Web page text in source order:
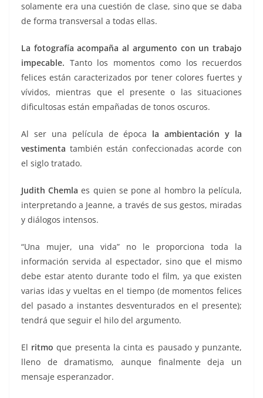
solamente era una cuestión de clase, sino que se daba
de forma transversal a todas ellas.
La fotografía acompaña al argumento con un trabajo
impecable. Tanto los momentos como los recuerdos
felices están caracterizados por tener colores fuertes y
vívidos, mientras que el presente o las situaciones
dificultosas están empañadas de tonos oscuros.
Al ser una película de época la ambientación y la
vestimenta también están confeccionadas acorde con
el siglo tratado.
Judith Chemla es quien se pone al hombro la película,
interpretando a Jeanne, a través de sus gestos, miradas
y diálogos intensos.
“Una mujer, una vida” no le proporciona toda la
información servida al espectador, sino que el mismo
debe estar atento durante todo el film, ya que existen
varias idas y vueltas en el tiempo (de momentos felices
del pasado a instantes desventurados en el presente);
tendrá que seguir el hilo del argumento.
El ritmo que presenta la cinta es pausado y punzante,
lleno de dramatismo, aunque finalmente deja un
mensaje esperanzador.